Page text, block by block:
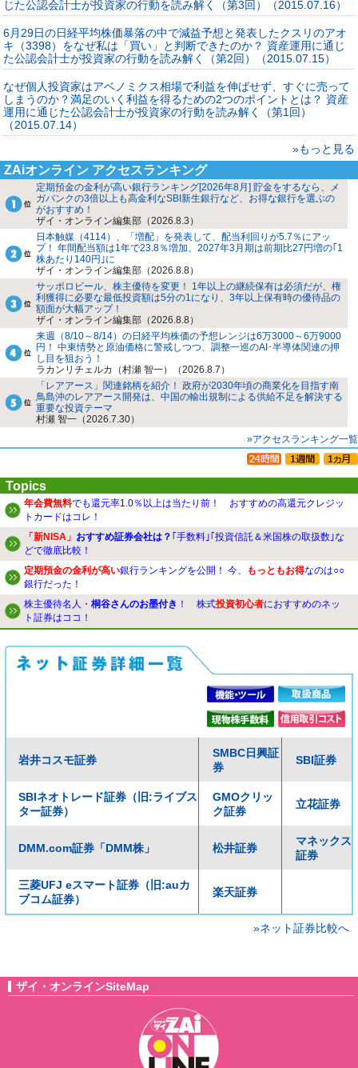
じた公認会計士が投資家の行動を読み解く（第3回）（2015.07.16）
6月29日の日経平均株価暴落の中で減益予想と発表したクスリのアオ
キ（3398）をなぜ私は「買い」と判断できたのか？ 資産運用に通じ
た公認会計士が投資家の行動を読み解く（第2回）（2015.07.15）
なぜ個人投資家はアベノミクス相場で利益を伸ばせず、すぐに売って
しまうのか？満足のいく利益を得るための2つのポイントとは？ 資産
運用に通じた公認会計士が投資家の行動を読み解く（第1回）
（2015.07.14）
»もっと見る
ZAiオンライン アクセスランキング
定期預金の金利が高い銀行ランキング[2026年8月] 貯金をするなら、メ
ガバンクの3倍以上も高金利なSBI新生銀行など、お得な銀行を選ぶの
がおすすめ！
ザイ・オンライン編集部（2026.8.3）
日本触媒（4114）、「増配」を発表して、配当利回りが5.7％にアッ
プ！ 年間配当額は1年で23.8％増加、2027年3月期は前期比27円増の｢1
株あたり140円｣に
ザイ・オンライン編集部（2026.8.8）
サッポロビール、株主優待を変更！ 1年以上の継続保有は必須だが、権
利獲得に必要な最低投資額は5分の1になり、3年以上保有時の優待品の
額面が大幅アップ！
ザイ・オンライン編集部（2026.8.8）
来週（8/10～8/14）の日経平均株価の予想レンジは6万3000～6万9000
円！ 中東情勢と原油価格に警戒しつつ、調整一巡のAI･半導体関連の押
し目を狙おう！
ラカンリチェルカ（村瀬 智一）（2026.8.7）
「レアアース」関連銘柄を紹介！ 政府が2030年頃の商業化を目指す南
鳥島沖のレアアース開発は、中国の輸出規制による供給不足を解決する
重要な投資テーマ
村瀬 智一（2026.7.30）
»アクセスランキング一覧
Topics
年会費無料でも還元率1.0％以上は当たり前！ おすすめの高還元クレジッ
トカードはコレ！
「新NISA」 おすすめ証券会社は？ ｢手数料｣｢投資信託＆米国株の取扱数｣な
どで徹底比較！
定期預金の金利が高い銀行ランキングを公開！ 今、 もっともお得なのは○○
銀行だった！
株主優待名人・ 桐谷さんのお墨付き ！ 株式投資初心者におすすめのネッ
ト証券はココ！
岩井コスモ証券
SMBC日興証
券
SBI証券
SBIネオトレード証券（旧:ライブス
ター証券）
GMOクリッ
ク証券
立花証券
DMM.com証券「DMM株」 松井証券
マネックス
証券
三菱UFJ eスマート証券（旧:auカ
ブコム証券）
楽天証券
»ネット証券比較へ
ザイ・オンラインSiteMap